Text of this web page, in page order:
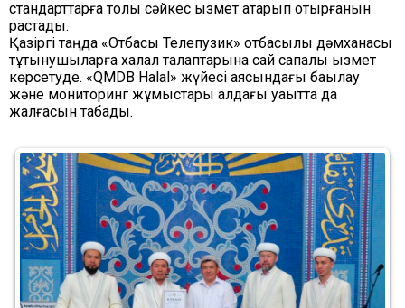
стандарттарға толық сәйкес қызмет атқарып отырғанын
растады.
Қазіргі таңда «Отбасы Телепузик» отбасылық дәмханасы
тұтынушыларға халал талаптарына сай сапалы қызмет
көрсетуде. «QMDB Halal» жүйесі аясындағы бақылау
және мониторинг жұмыстары алдағы уақытта да
жалғасын табады.